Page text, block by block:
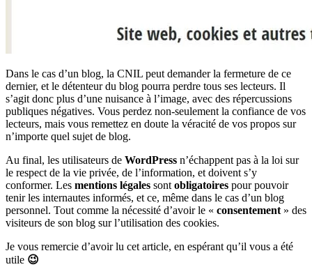
Dans le cas d’un blog, la CNIL peut demander la fermeture de ce
dernier, et le détenteur du blog pourra perdre tous ses lecteurs. Il
s’agit donc plus d’une nuisance à l’image, avec des répercussions
publiques négatives. Vous perdez non-seulement la confiance de vos
lecteurs, mais vous remettez en doute la véracité de vos propos sur
n’importe quel sujet de blog.
Au final, les utilisateurs de WordPress n’échappent pas à la loi sur
le respect de la vie privée, de l’information, et doivent s’y
conformer. Les mentions légales sont obligatoires pour pouvoir
tenir les internautes informés, et ce, même dans le cas d’un blog
personnel. Tout comme la nécessité d’avoir le « consentement » des
visiteurs de son blog sur l’utilisation des cookies.
Je vous remercie d’avoir lu cet article, en espérant qu’il vous a été
utile 😉